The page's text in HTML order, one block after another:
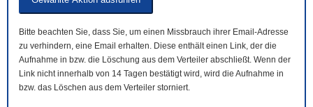
Bitte beachten Sie, dass Sie, um einen Missbrauch ihrer Email-Adresse
zu verhindern, eine Email erhalten. Diese enthält einen Link, der die
Aufnahme in bzw. die Löschung aus dem Verteiler abschließt. Wenn der
Link nicht innerhalb von 14 Tagen bestätigt wird, wird die Aufnahme in
bzw. das Löschen aus dem Verteiler storniert.